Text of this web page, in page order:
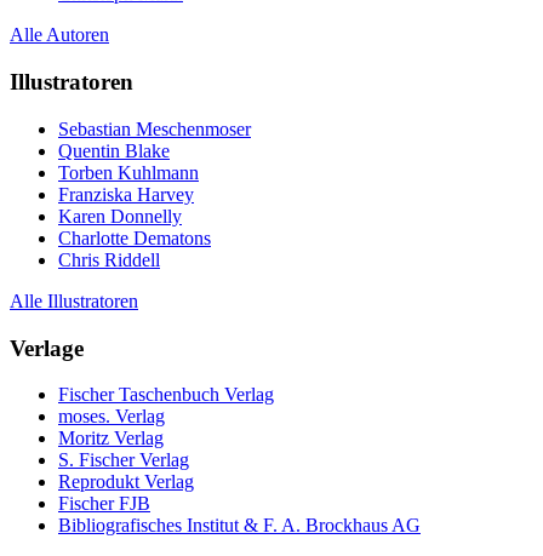
Alle Autoren
Illustratoren
Sebastian Meschenmoser
Quentin Blake
Torben Kuhlmann
Franziska Harvey
Karen Donnelly
Charlotte Dematons
Chris Riddell
Alle Illustratoren
Verlage
Fischer Taschenbuch Verlag
moses. Verlag
Moritz Verlag
S. Fischer Verlag
Reprodukt Verlag
Fischer FJB
Bibliografisches Institut & F. A. Brockhaus AG